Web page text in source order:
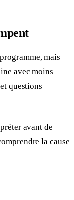
mais
avec moins
questions
avant de
la cause